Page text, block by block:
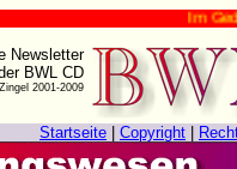
Im
Newsletter
BWL CD
2001-2009
Startseite Copyright